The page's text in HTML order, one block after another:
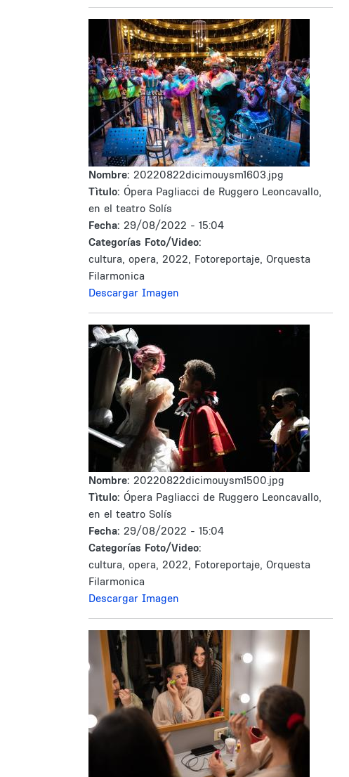
Nombre: 20220822dicimouysm1603.jpg
Tìtulo: Ópera Pagliacci de Ruggero Leoncavallo,
en el teatro Solís
Fecha: 29/08/2022 - 15:04
Categorías Foto/Video:
cultura, opera, 2022, Fotoreportaje, Orquesta
Filarmonica
Descargar Imagen
Nombre: 20220822dicimouysm1500.jpg
Tìtulo: Ópera Pagliacci de Ruggero Leoncavallo,
en el teatro Solís
Fecha: 29/08/2022 - 15:04
Categorías Foto/Video:
cultura, opera, 2022, Fotoreportaje, Orquesta
Filarmonica
Descargar Imagen